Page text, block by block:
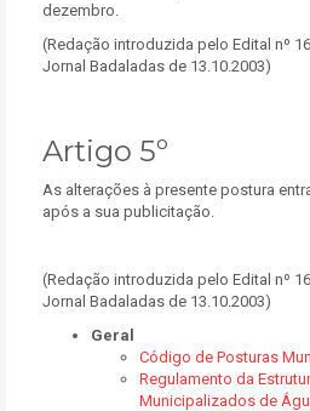
dezembro.
(Redação introduzida pelo Edital nº
Jornal Badaladas de 13.10.2003)
Artigo 5º
As alterações à presente postura
após a sua publicitação.
(Redação introduzida pelo Edital nº
Jornal Badaladas de 13.10.2003)
Geral
Código de Posturas
Regulamento da
Municipalizados de